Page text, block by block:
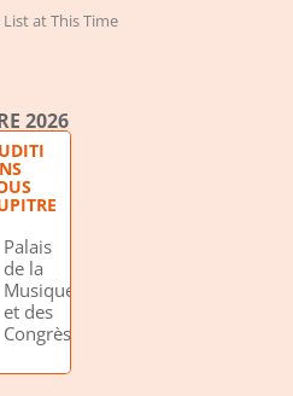
at This Time
2026
Palais
de la
Musique
et des
Congrès